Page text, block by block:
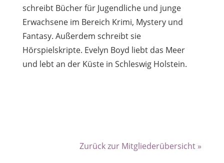
schreibt Bücher für Jugendliche und junge
Erwachsene im Bereich Krimi, Mystery und
Fantasy. Außerdem schreibt sie
Hörspielskripte. Evelyn Boyd liebt das Meer
und lebt an der Küste in Schleswig Holstein.
Zurück zur Mitgliederübersicht »